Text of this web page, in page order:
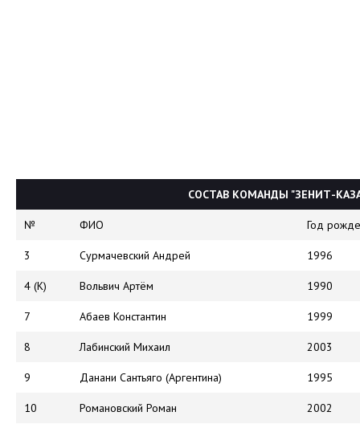
СОСТАВ КОМАНДЫ "ЗЕНИТ-
№ ФИО Год
3 Сурмачевский Андрей 1996
4 (К) Вольвич Артём 1990
7 Абаев Константин 1999
8 Лабинский Михаил 2003
9 Данани Сантьяго (Аргентина) 1995
10 Романовский Роман 2002